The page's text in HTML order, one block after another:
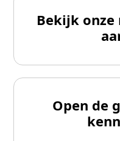
Bekijk
Open de